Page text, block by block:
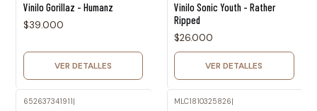
Vinilo Gorillaz - Humanz
$39.000
VER DETALLES
Vinilo Sonic Youth - Rather
Ripped
$26.000
VER DETALLES
652637341911| MLC1810325826|